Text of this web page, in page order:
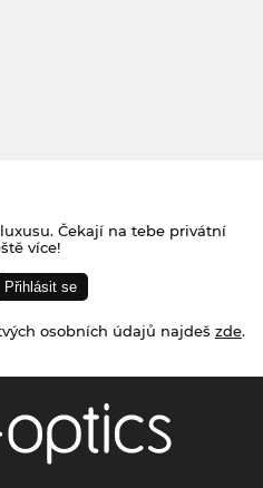
Čekají na tebe privátní
více!
osobních údajů najdeš zde.